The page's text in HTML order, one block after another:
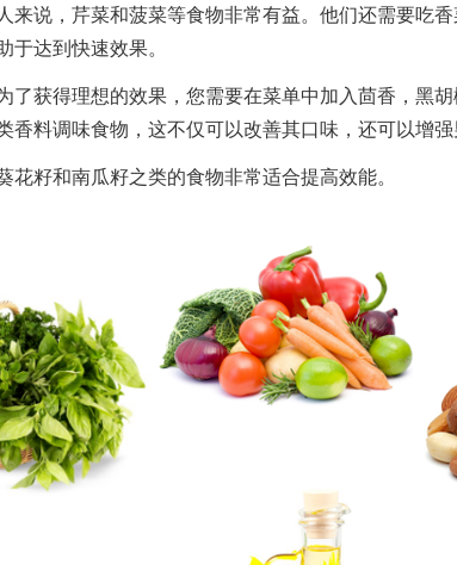
来说，芹菜和菠菜等食物非常有益。他们还需要吃
于达到快速效果。
了获得理想的效果，您需要在菜单中加入茴香，黑
香料调味食物，这不仅可以改善其口味，还可以增强
花籽和南瓜籽之类的食物非常适合提高效能。